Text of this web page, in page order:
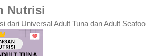
Nutrisi
dari Universal Adult Tuna dan Adult